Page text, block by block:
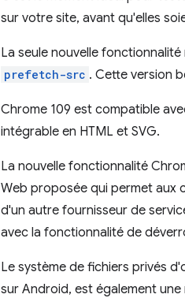
sur votre site, avant qu'elles
La seule nouvelle
prefetch-src . Cette version
Chrome 109 est compatible
intégrable en HTML et SVG.
La nouvelle fonctionnalité
Web proposée qui permet aux
d'un autre fournisseur de
avec la fonctionnalité de
Le système de fichiers privés
sur Android, est également